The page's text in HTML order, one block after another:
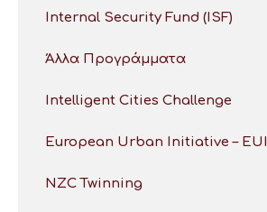
Internal Security Fund (ISF)
Άλλα Προγράμματα
Intelligent Cities Challenge
European Urban Initiative – EUI
NZC Twinning